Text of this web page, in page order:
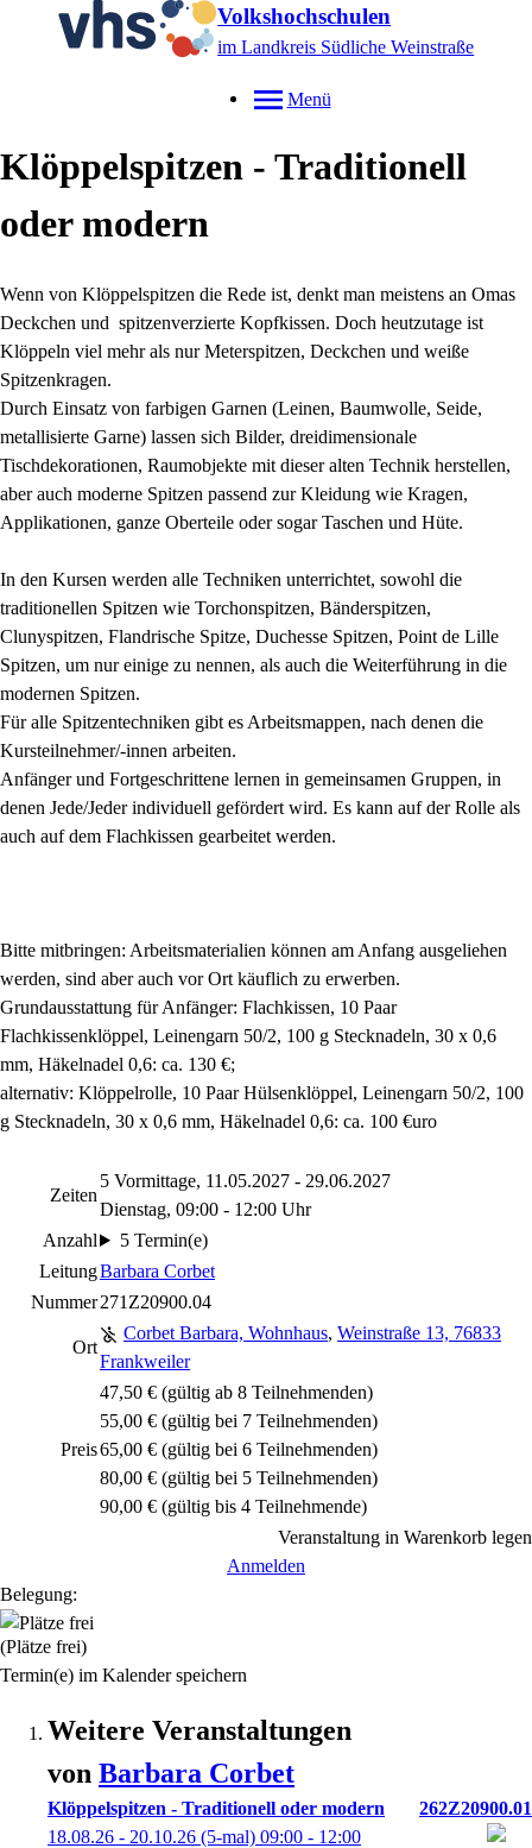
Volkshochschulen
im Landkreis Südliche Weinstraße
Menü
Klöppelspitzen - Traditionell
oder modern
Wenn von Klöppelspitzen die Rede ist, denkt man meistens an Omas
Deckchen und spitzenverzierte Kopfkissen. Doch heutzutage ist
Klöppeln viel mehr als nur Meterspitzen, Deckchen und weiße
Spitzenkragen.
Durch Einsatz von farbigen Garnen (Leinen, Baumwolle, Seide,
metallisierte Garne) lassen sich Bilder, dreidimensionale
Tischdekorationen, Raumobjekte mit dieser alten Technik herstellen,
aber auch moderne Spitzen passend zur Kleidung wie Kragen,
Applikationen, ganze Oberteile oder sogar Taschen und Hüte.
In den Kursen werden alle Techniken unterrichtet, sowohl die
traditionellen Spitzen wie Torchonspitzen, Bänderspitzen,
Clunyspitzen, Flandrische Spitze, Duchesse Spitzen, Point de Lille
Spitzen, um nur einige zu nennen, als auch die Weiterführung in die
modernen Spitzen.
Für alle Spitzentechniken gibt es Arbeitsmappen, nach denen die
Kursteilnehmer/-innen arbeiten.
Anfänger und Fortgeschrittene lernen in gemeinsamen Gruppen, in
denen Jede/Jeder individuell gefördert wird. Es kann auf der Rolle als
auch auf dem Flachkissen gearbeitet werden.
Bitte mitbringen: Arbeitsmaterialien können am Anfang ausgeliehen
werden, sind aber auch vor Ort käuflich zu erwerben.
Grundausstattung für Anfänger: Flachkissen, 10 Paar
Flachkissenklöppel, Leinengarn 50/2, 100 g Stecknadeln, 30 x 0,6
mm, Häkelnadel 0,6: ca. 130 €;
alternativ: Klöppelrolle, 10 Paar Hülsenklöppel, Leinengarn 50/2, 100
g Stecknadeln, 30 x 0,6 mm, Häkelnadel 0,6: ca. 100 €uro
Zeiten
5 Vormittage, 11.05.2027 - 29.06.2027
Dienstag, 09:00 - 12:00 Uhr
Anzahl
5 Termin(e)
LeitungBarbara Corbet
Nummer271Z20900.04
Ort
Corbet Barbara, Wohnhaus, Weinstraße 13, 76833
Frankweiler
Preis
47,50 € (gültig ab 8 Teilnehmenden)
55,00 € (gültig bei 7 Teilnehmenden)
65,00 € (gültig bei 6 Teilnehmenden)
80,00 € (gültig bei 5 Teilnehmenden)
90,00 € (gültig bis 4 Teilnehmende)
Veranstaltung in Warenkorb legen
Anmelden
Belegung:
(Plätze frei)
Termin(e) im Kalender speichern
Weitere Veranstaltungen
von Barbara Corbet
Klöppelspitzen - Traditionell oder modern
262Z20900.01
18.08.26 - 20.10.26 (5-mal) 09:00 - 12:00